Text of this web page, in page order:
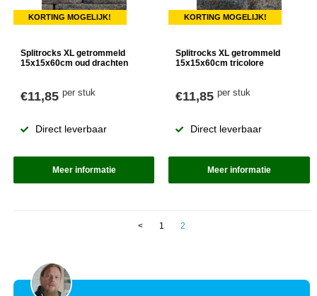
KORTING MOGELIJK!
Splitrocks XL getrommeld
15x15x60cm oud drachten
€11,85 per stuk
Direct leverbaar
Meer informatie
KORTING MOGELIJK!
Splitrocks XL getrommeld
15x15x60cm tricolore
€11,85per stuk
Direct leverbaar
Meer informatie
< 1 2